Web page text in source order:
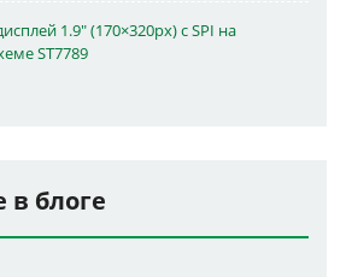
1.9" (170×320px) с SPI на
ST7789
в блоге